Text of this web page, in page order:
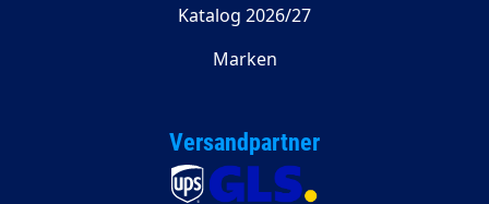
Katalog 2026/27
Marken
Versandpartner